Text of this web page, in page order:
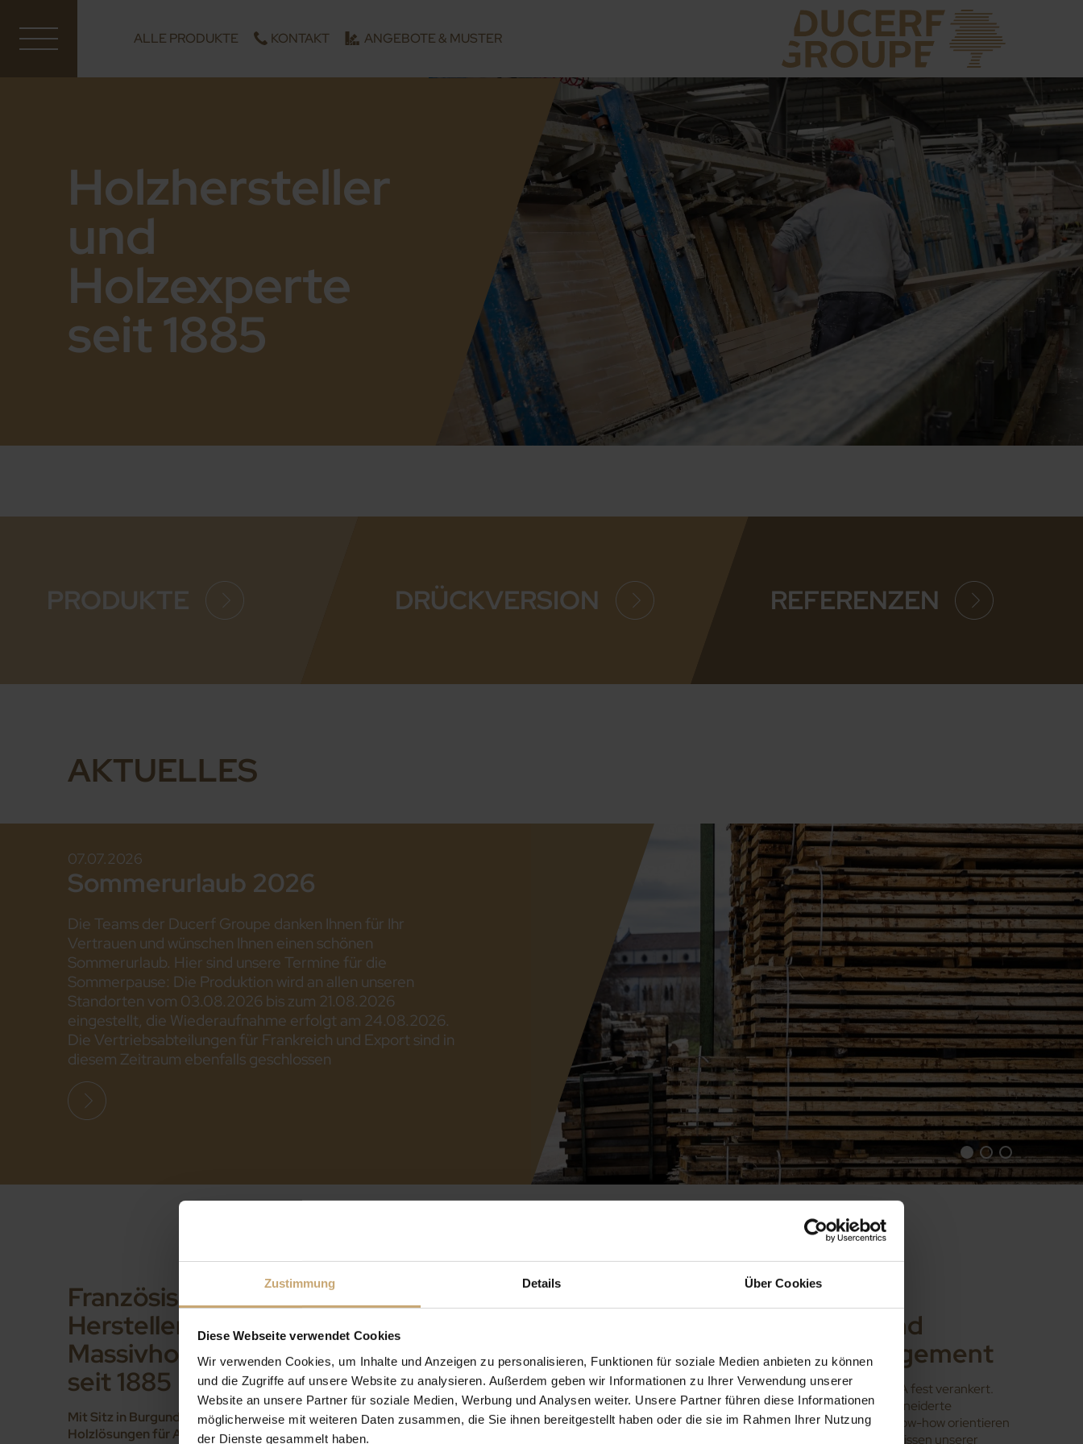
Zustimmung Details Über Cookies
Diese Webseite verwendet Cookies
Wir verwenden Cookies, um Inhalte und Anzeigen zu personalisieren, Funktionen für soziale Medien anbieten zu können
und die Zugriffe auf unsere Website zu analysieren. Außerdem geben wir Informationen zu Ihrer Verwendung unserer
Website an unsere Partner für soziale Medien, Werbung und Analysen weiter. Unsere Partner führen diese Informationen
möglicherweise mit weiteren Daten zusammen, die Sie ihnen bereitgestellt haben oder die sie im Rahmen Ihrer Nutzung
der Dienste gesammelt haben.
ALLE PRODUKTE KONTAKT ANGEBOTE & MUSTER
Holzhersteller
und
Holzexperte
seit 1885
PRODUKTE DRÜCKVERSION REFERENZEN
AKTUELLES
07.07.2026
Sommerurlaub 2026
Die Teams der Ducerf Groupe danken Ihnen für Ihr
Vertrauen und wünschen Ihnen einen schönen
Sommerurlaub. Hier sind unsere Termine für die
Sommerpause: Die Produktion wird an allen unseren
Standorten vom 03.08.2026 bis zum 21.08.2026
eingestellt, die Wiederaufnahme erfolgt am 24.08.2026.
Die Vertriebsabteilungen für Frankreich und Export sind in
diesem Zeitraum ebenfalls geschlossen
Französischer
Hersteller von
Massivholzprodukten
seit 1885
Mit Sitz in Burgund sind wir Hersteller von
Holzlösungen für Ausbau und Bau– mit
Roh- und veredelte
Ihre Bedürfnisse
Wir sind Hersteller von rohen Holzprodukten aus
unserem Sägewerk für Eicheund andere
Laubhölzer – für die Bereiche Zimmerei,
Französische
Innovation und
Umweltengagement
Innovation ist in unserer DNA fest verankert.
Neue Lösungen, maßgeschneiderte
Produkte ... Mit unserem Know-how orientieren
wir uns stets an den Bedürfnissen unserer